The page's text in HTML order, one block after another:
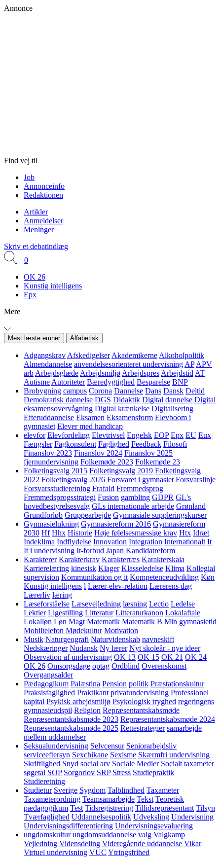
Annonce
Find vej til
Job
Annonceinfo
Redaktionen
Artikler
Anmeldelser
Meninger
Skriv et debatindlæg
0
OK 26
Kunstig intelligens
Epx
Mere
Mest læste emner Alfabetisk
Adgangskrav Afskedigelser Akademikerne Alkoholpolitik
Almendannelse anvendelsesorienteret undervisning AP APV
arb Arbejdsglæde Arbejdsmiljø Arbejdspres Arbejdstid AT
Autisme Autoriteter Bæredygtighed Besparelse BNP
Brobygning campus Corona Dannelse Dans Dansk Deltid
Demokratisk dannelse DGS Didaktik Digital dannelse Digital
eksamensovervågning Digital krænkelse Digitalisering
Efteruddannelse Eksamen Eksamensform Elevboom i
gymnasiet Elever med handicap
elevfor Elevfordeling Elevtrivsel Engelsk EOP Epx EU Eux
Fængsler Fagkonsulent Faglighed Feedback Filosofi
Finanslov 2023 Finanslov 2024 Finanslov 2025
fjernundervisning Folkemøde 2023 Folkemøde 23
Folketingsvalg 2015 Folketingsvalg 2019 Folketingsvalg
2022 Folketingsvalg 2026 Forsvaret i gymnasiet Forsvarslinje
Forsvarsstudieretning Frafald Fremmedsprog
Fremmedsprogsstrategi Fusion gambling GDPR GL's
hovedbestyrelsesvalg GLs internationale arbejde Grønland
Grundforløb Gruppearbejde Gymnasiale suppleringskurser
Gymnasielukning Gymnasiereform 2016 Gymnasiereform
2030 Hf Hhx Historie Høje følelsesmæssige krav Htx Idræt
Indeklima Indflydelse Innovation Integration Internationalt It
It i undervisning It-forbud Japan Kandidatreform
Karakterer Karakterkrav Karakterræs Karakterskala
Karrierelæring kinesisk Klager Klasseledelse Klima Kollegial
supervision Kommunikation og it Kompetenceudvikling Køn
Kunstig intelligens l Lærer-elev-relation Lærerens dag
Lærerliv læring
Læseforståelse Læsevejledning læsning Lectio Ledelse
Lektier Ligestilling Litteratur Litteraturkanon Lokalaftale
Lokalløn Løn Magt Matematik Matematik B Min gymnasietid
Mobiltelefon Mødekultur Motivation
Musik Naturgeografi Naturvidenskab navneskift
Nedskæringer Nudansk Ny lærer Nyt skoleår - nye ideer
Observation af undervisning OK 13 OK 15 OK 21 OK 24
OK 26 Omsorgsdage optag Ordblind Overenskomst
Overgangsalder
Pædagogikum Palæstina Pension politik Præstationskultur
Praksisfaglighed Praktikant privatundervisning Professionel
kapital Psykisk arbejdsmiljø Psykologisk tryghed regeringens
gymnasieudspil Religion Repræsentantskabsmøde
Repræsentantskabsmøde 2023 Repræsentantskabsmøde 2024
Repræsentantskabsmøde 2025 Rettestrategier samarbejde
mellem uddannelser
Seksualundervisning Selvcensur Seniorarbejdsliv
serviceeftersyn Sexchikane Sexisme Skærmfri undervisning
Skriftlighed Snyd social arv Sociale Medier Socialt taxameter
søgetal SOP Sorgorlov SRP Stress Studiepraktik
Studieretning
Studietur Sverige Sygdom Talblindhed Taxameter
Taxameterordning Teamsamarbejde Tekst Teoretisk
pædagogikum Test Tidsregistrering Tillidsrepræsentant Tilsyn
Tværfaglighed Uddannelsespolitik Udveksling Undervisning
Undervisningsdifferentiering Undervisningsevaluering
ungdomskultur ungdomsuddannelse valg Valgkamp
Vejledning Vidensdeling Videregående uddannelse Vikar
Virtuel undervisning VUC Ytringsfrihed